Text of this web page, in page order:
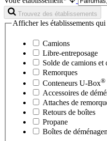
Trouvez des établissements
Afficher les établissements
Camions
Libre-entreposage
Solde de camions et
Remorques
Conteneurs U-Box®
Accessoires de
Attaches de
Retours de boîtes
Propane
Boîtes de